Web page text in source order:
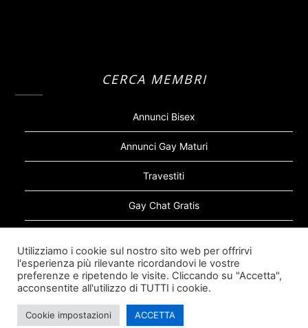
CERCA MEMBRI
Annunci Bisex
Annunci Gay Maturi
Travestiti
Gay Chat Gratis
Sugar Daddy Gay
Utilizziamo i cookie sul nostro sito web per offrirvi
l'esperienza più rilevante ricordandovi le vostre
preferenze e ripetendo le visite. Cliccando su "Accetta",
acconsentite all'utilizzo di TUTTI i cookie.
Cookie impostazioni ACCETTA